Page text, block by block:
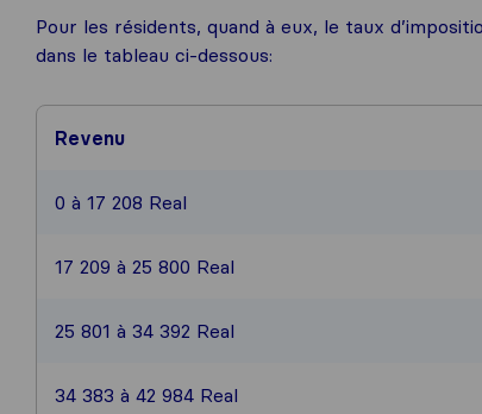
Pour les résidents, quand à eux, le taux
dans le tableau ci-dessous:
Revenu
0 à 17 208 Real
17 209 à 25 800 Real
25 801 à 34 392 Real
34 383 à 42 984 Real